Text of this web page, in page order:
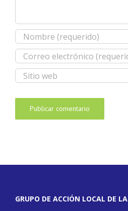
GRUPO DE ACCIÓN LOCAL DE LA